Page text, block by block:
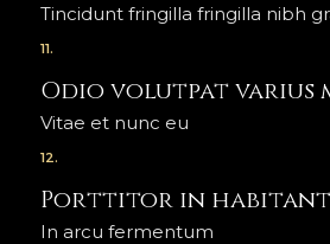
Tincidunt fringilla fringilla nibh
11.
Odio volutpat varius
Vitae et nunc eu
12.
Porttitor in habitant
In arcu fermentum